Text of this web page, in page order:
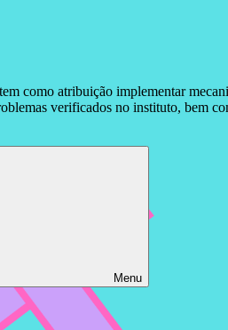
como atribuição implementar
verificados no instituto, bem
Menu